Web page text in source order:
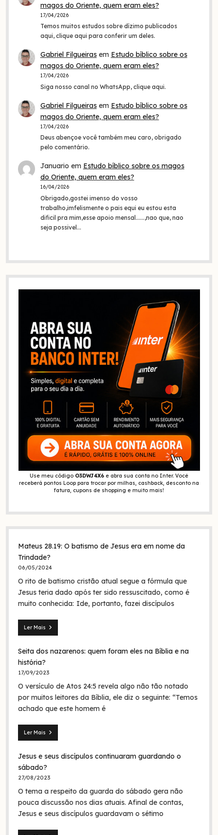
magos do Oriente, quem eram eles?
17/04/2026
Temos muitos estudos sobre dízimo publicados
aqui, clique aqui para conferir um deles.
Gabriel Filgueirasem Estudo bíblico sobre os
magos do Oriente, quem eram eles?
17/04/2026
Siga nosso canal no WhatsApp, clique aqui.
Gabriel Filgueirasem Estudo bíblico sobre os
magos do Oriente, quem eram eles?
17/04/2026
Deus abençoe você também meu caro, obrigado
pelo comentário.
Januario em Estudo bíblico sobre os magos
do Oriente, quem eram eles?
16/04/2026
Obrigado,gostei imenso do vosso
trabalho,imfelismente o pais equi eu estou esta
dificil pra mim,esse apoio mensal......,nao que, nao
seja possivel…
Use meu código O3DWJ4X6 e abra sua conta no Inter. Você
receberá pontos Loop para trocar por milhas, cashback, desconto na
fatura, cupons de shopping e muito mais!
Mateus 28.19: O batismo de Jesus era em nome da
Trindade?
06/05/2024
O rito de batismo cristão atual segue a fórmula que
Jesus teria dado após ter sido ressuscitado, como é
muito conhecida: Ide, portanto, fazei discípulos
Ler Mais
Mateus
O
batismo
de
era
em
nome
da
Seita dos nazarenos: quem foram eles na Bíblia e na
história?
17/09/2023
O versículo de Atos 24:5 revela algo não tão notado
por muitos leitores da Bíblia, ele diz o seguinte: “Temos
achado que este homem é
Ler Mais
Seita
nazarenos:
quem
foram
na
Bíblia
na
Jesus e seus discípulos continuaram guardando o
sábado?
27/08/2023
O tema a respeito da guarda do sábado gera não
pouca discussão nos dias atuais. Afinal de contas,
Jesus e seus discípulos guardavam o sétimo